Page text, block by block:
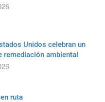
Unidos celebran un
remediación ambiental
ruta